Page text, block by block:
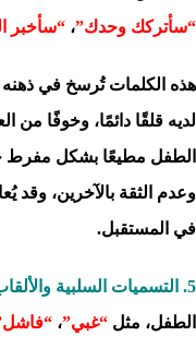
“سأتركك وحدك”، “سأخبر
هذه الكلمات تُرسخ في ذهنه
لديه قلقًا دائمًا، وخوفًا من
الطفل مطيعًا بشكل مفرط
وعدم الثقة بالآخرين، وقد
في المستقبل.
5. التسميات السلبية والألقاب الجارحة:
الطفل، مثل “غبي”،